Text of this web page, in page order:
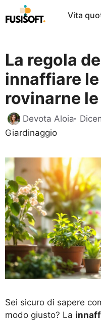
al
Vita
La regola
innaffiare
rovinarne
Devota Aloia
Giardinaggio
Sei sicuro di sapere
modo giusto? La